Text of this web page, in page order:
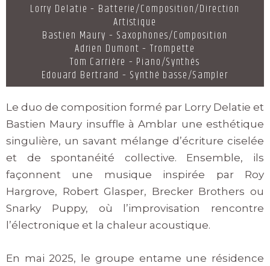
Lorry Delatie – Batterie/Composition/Direction
Artistique
Bastien Maury – Saxophones/Composition
Adrien Dumont – Trompette
Tom Carrière – Piano/Synthés
Edouard Bertrand – Synthé basse/Sampler
Le duo de composition formé par Lorry Delatie et
Bastien Maury insuffle à Amblar une esthétique
singulière, un savant mélange d’écriture ciselée
et de spontanéité collective. Ensemble, ils
façonnent une musique inspirée par Roy
Hargrove, Robert Glasper, Brecker Brothers ou
Snarky Puppy, où l’improvisation rencontre
l’électronique et la chaleur acoustique.
En mai 2025, le groupe entame une résidence